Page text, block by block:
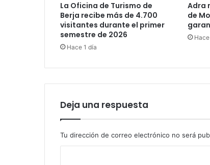
La Oficina de Turismo de
Berja recibe más de 4.700
visitantes durante el primer
semestre de 2026
Hace 1 día
Adra
de
Deja una respuesta
Tu dirección de correo electrónico no será